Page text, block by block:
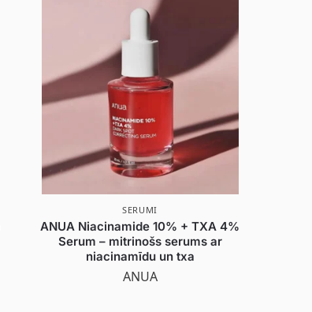
SERUMI
ANUA Niacinamide 10% + TXA 4%
Serum – mitrinošs serums ar
niacinamīdu un txa
ANUA